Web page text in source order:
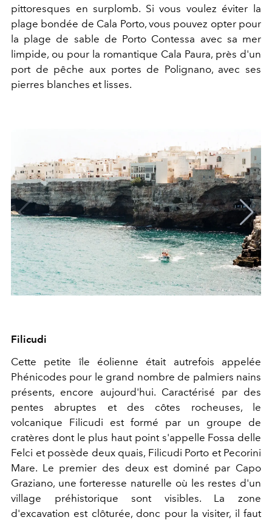
pittoresques en surplomb. Si vous voulez éviter la
plage bondée de Cala Porto, vous pouvez opter pour
la plage de sable de Porto Contessa avec sa mer
limpide, ou pour la romantique Cala Paura, près d'un
port de pêche aux portes de Polignano, avec ses
pierres blanches et lisses.
Filicudi
Cette petite île éolienne était autrefois appelée
Phénicodes pour le grand nombre de palmiers nains
présents, encore aujourd'hui. Caractérisé par des
pentes abruptes et des côtes rocheuses, le
volcanique Filicudi est formé par un groupe de
cratères dont le plus haut point s'appelle Fossa delle
Felci et possède deux quais, Filicudi Porto et Pecorini
Mare. Le premier des deux est dominé par Capo
Graziano, une forteresse naturelle où les restes d'un
village préhistorique sont visibles. La zone
d'excavation est clôturée, donc pour la visiter, il faut